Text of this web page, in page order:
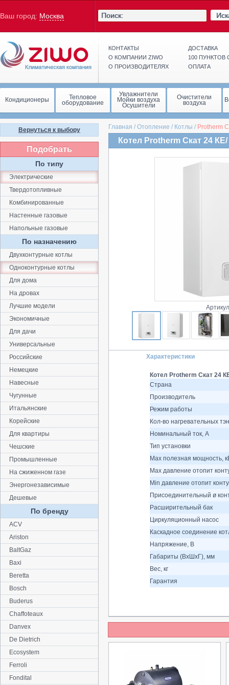
Ваш город: Москва
КОНТАКТЫ
О КОМПАНИИ ZIWO
О ПРОИЗВОДИТЕЛЯХ
ДОСТАВКА
100
ОПЛАТА
Кондиционеры Тепловое
оборудование
Увлажнители
Мойки воздуха
Осушители
Очистители
воздуха
Главная / Отопление / Котлы / Protherm
Котел Protherm Скат 24 КE/
Характеристики
Котел Protherm Скат 24
Страна
Производитель
Режим работы
Кол-во нагревательных
Номинальный ток, A
Тип установки
Max полезная мощность,
Max давление отопит
Min давление отопит
Присоединительный ø
Расширительный бак
Циркуляционный насос
Каскадное соединение
Напряжение, В
Габариты (ВхШхГ), мм
Вес, кг
Гарантия
Вернуться к выбору
Подобрать
По типу
Электрические
Твердотопливные
Комбинированные
Настенные газовые
Напольные газовые
По назначению
Двухконтурные котлы
Одноконтурные котлы
Для дома
На дровах
Лучшие модели
Экономичные
Для дачи
Универсальные
Российские
Немецкие
Навесные
Чугунные
Итальянские
Корейские
Для квартиры
Чешские
Промышленные
На сжиженном газе
Энергонезависимые
Дешевые
По бренду
ACV
Ariston
BaltGaz
Baxi
Beretta
Bosch
Buderus
Chaffoteaux
Danvex
De Dietrich
Ecosystem
Ferroli
Fondital